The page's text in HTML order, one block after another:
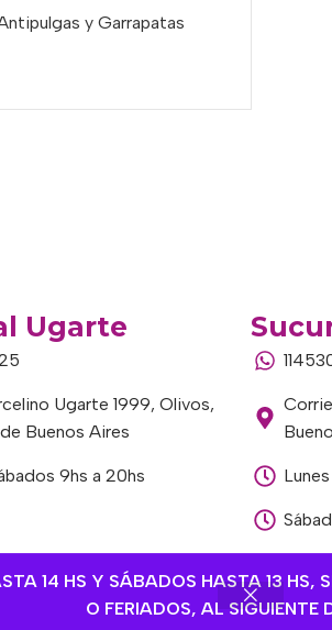
14 HS Y SÁBADOS HASTA 13
O FERIADOS, AL SIGUIENTE
y Garrapatas
Ugarte
Ugarte 1999, Olivos,
Buenos Aires
9hs a 20hs